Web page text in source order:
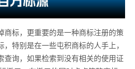
商标，更重要的是一种商标注册的策
特别是在一些屯积商标的人手上，
查询，如果检索到没有相关的使用证